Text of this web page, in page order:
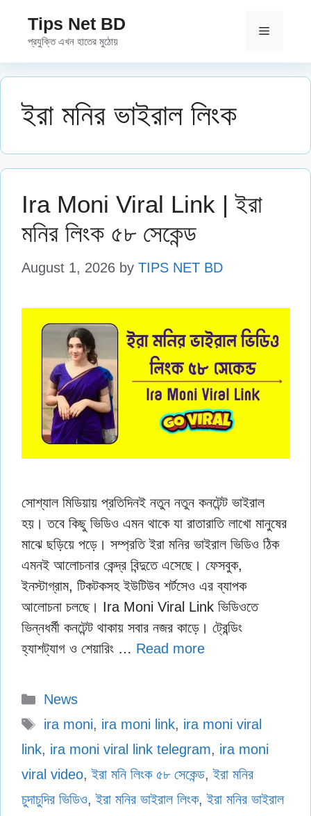
content
Tips Net BD
প্রযুক্তি এখন হাতের মুঠোয়
Menu
ইরা মনির ভাইরাল লিংক
Ira Moni Viral Link | ইরা
মনির লিংক ৫৮ সেকেন্ড
August 1, 2026 by TIPS NET BD
সোশ্যাল মিডিয়ায় প্রতিদিনই নতুন নতুন কনটেন্ট ভাইরাল
হয়। তবে কিছু ভিডিও এমন থাকে যা রাতারাতি লাখো মানুষের
মাঝে ছড়িয়ে পড়ে। সম্প্রতি ইরা মনির ভাইরাল ভিডিও ঠিক
এমনই আলোচনার কেন্দ্র বিন্দুতে এসেছে। ফেসবুক,
ইনস্টাগ্রাম, টিকটকসহ ইউটিউব শর্টসেও এর ব্যাপক
আলোচনা চলছে। Ira Moni Viral Link ভিডিওতে
ভিন্নধর্মী কনটেন্ট থাকায় সবার নজর কাড়ে। ট্রেন্ডিং
হ্যাশট্যাগ ও শেয়ারিং … Read more
Categories
News
Tags
ira moni, ira moni link, ira moni viral
link, ira moni viral link telegram, ira moni
viral video,ইরা মনি লিংক ৫৮ সেকেন্ড,ইরা মনির
চুদাচুদির ভিডিও,ইরা মনির ভাইরাল লিংক,ইরা মনির ভাইরাল